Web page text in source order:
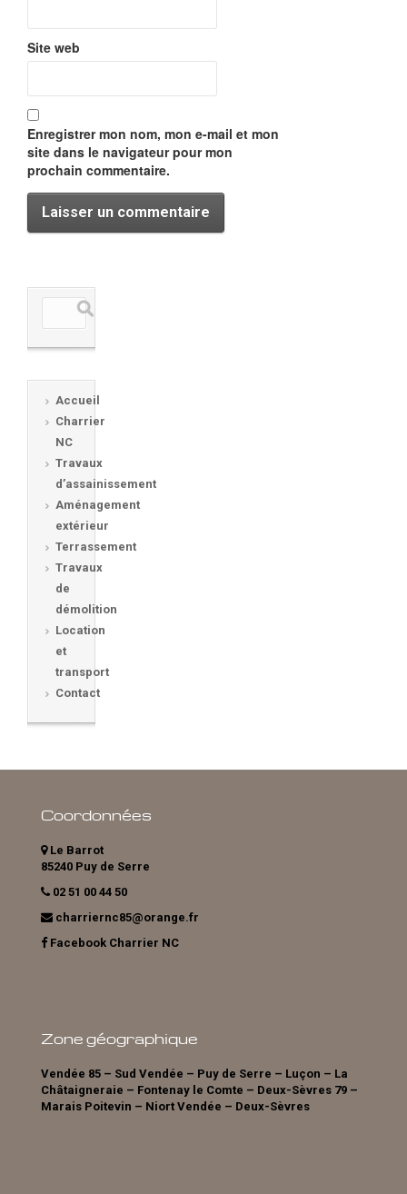
Site web
Enregistrer mon nom, mon e-mail et mon
site dans le navigateur pour mon
prochain commentaire.
Accueil
Charrier
NC
Travaux
d’assainissement
Aménagement
extérieur
Terrassement
Travaux
de
démolition
Location
et
transport
Contact
Coordonnées
Le Barrot
85240 Puy de Serre
02 51 00 44 50
charriernc85@orange.fr
Facebook Charrier NC
Zone géographique
Vendée 85 – Sud Vendée – Puy de Serre – Luçon – La
Châtaigneraie – Fontenay le Comte – Deux-Sèvres 79 –
Marais Poitevin – Niort Vendée – Deux-Sèvres